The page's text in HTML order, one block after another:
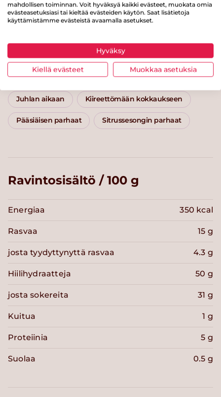
Makeat leivonnaiset Kakut Viljatuotteet
Juhlan aikaan Kiireettömään kokkaukseen
Pääsiäisen parhaat Sitrussesongin parhaat
Ravintosisältö / 100 g
Energiaa 350 kcal
Rasvaa 15 g
josta tyydyttynyttä rasvaa 4.3 g
Hiilihydraatteja 50 g
josta sokereita 31 g
Kuitua 1 g
Proteiinia 5 g
Suolaa 0.5 g
mahdollisen toiminnan. Voit hyväksyä kaikki evästeet, muokata omia
evästeasetuksiasi tai kieltää evästeiden käytön. Saat lisätietoja
käyttämistämme evästeistä avaamalla asetukset.
Hyväksy
Kiellä evästeet Muokkaa asetuksia